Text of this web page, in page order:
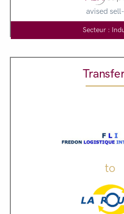
avised
Secteur :
to